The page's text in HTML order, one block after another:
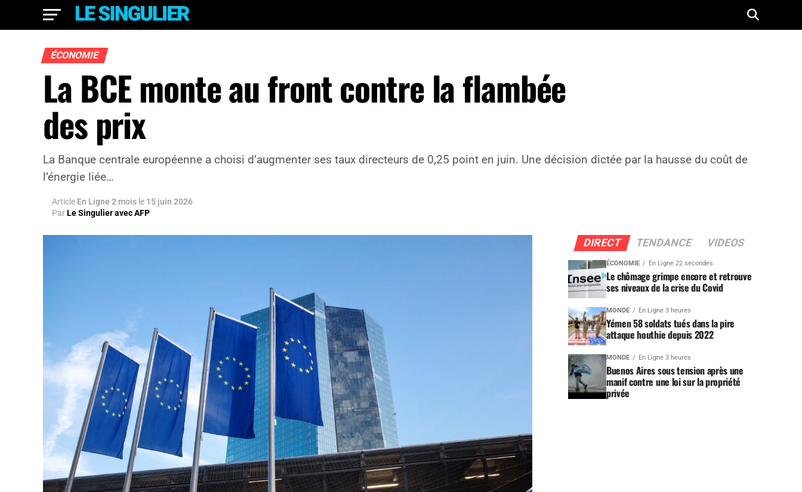
ÉCONOMIE
La BCE monte au front contre la flambée
des prix
La Banque centrale européenne a choisi d’augmenter ses taux directeurs de 0,25 point en juin. Une décision dictée par la hausse du coût de
l’énergie liée…
Article En Ligne 2 mois le 15 juin 2026
ParLe Singulier avec AFP
DIRECT TENDANCE VIDEOS
ÉCONOMIE En Ligne 22 secondes
Le chômage grimpe encore et retrouve
ses niveaux de la crise du Covid
MONDE En Ligne 3 heures
Yémen 58 soldats tués dans la pire
attaque houthie depuis 2022
MONDE En Ligne 3 heures
Buenos Aires sous tension après une
manif contre une loi sur la propriété
privée